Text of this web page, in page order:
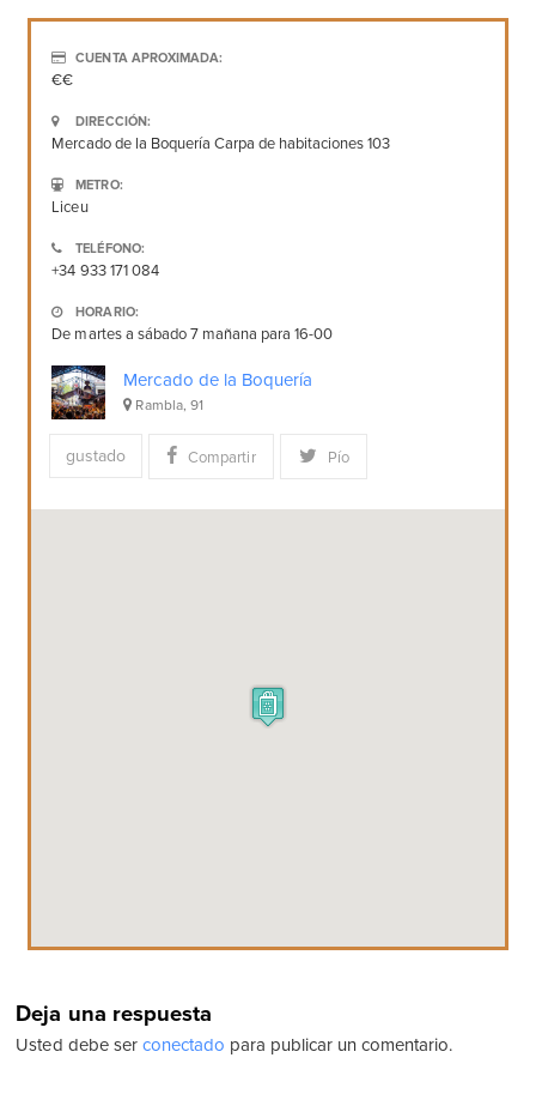
CUENTA APROXIMADA:
€€
DIRECCIÓN:
Mercado de la Boquería Carpa de habitaciones 103
METRO:
Liceu
TELÉFONO:
+34 933 171 084
HORARIO:
De martes a sábado 7 mañana para 16-00
Mercado de la Boquería
Rambla, 91
gustado Compartir Pío
Deja una respuesta
Usted debe ser conectado para publicar un comentario.